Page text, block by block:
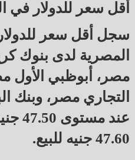
أقل سعر للدولار في
سجل أقل سعر
المصرية لدى بنوك
مصر، أبوظبي الأول
التجاري مصر، وبنك
عند
47.60 جنيه للبيع.